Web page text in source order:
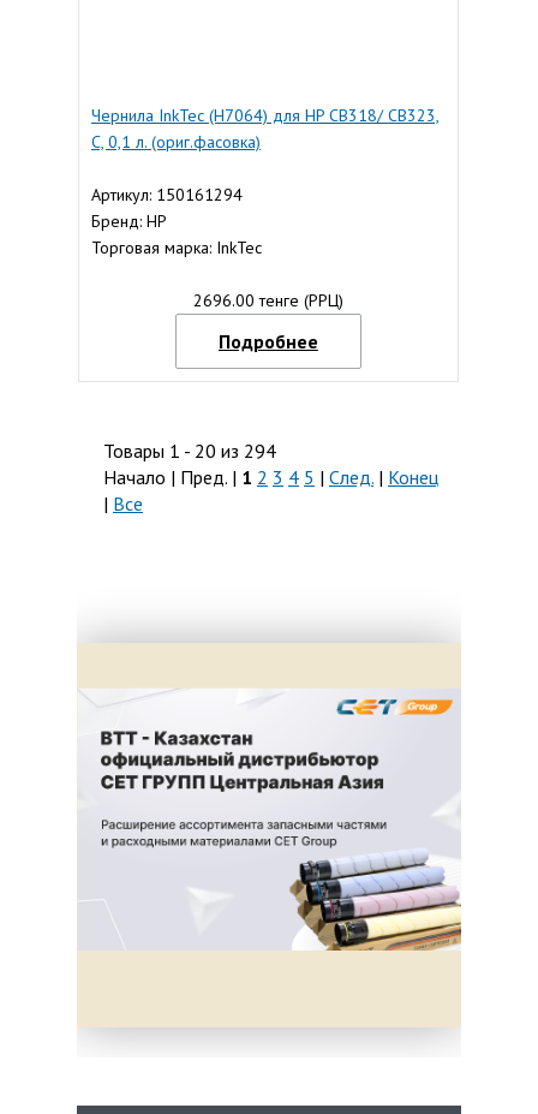
Чернила InkTec (H7064) для HP CB318/ CB323,
C, 0,1 л. (ориг.фасовка)
Артикул: 150161294
Бренд: HP
Торговая марка: InkTec
2696.00 тенге (РРЦ)
Подробнее
Товары 1 - 20 из 294
Начало | Пред. | 1 2 3 4 5 | След. | Конец
| Все